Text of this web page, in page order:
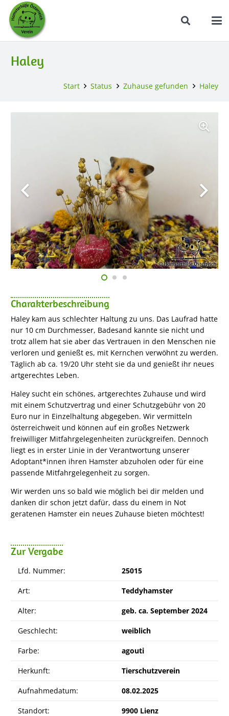
Haley
Start Status Zuhause gefunden Haley
Charakterbeschreibung
Haley kam aus schlechter Haltung zu uns. Das Laufrad hatte
nur 10 cm Durchmesser, Badesand kannte sie nicht und
trotz allem hat sie aber das Vertrauen in den Menschen nie
verloren und genießt es, mit Kernchen verwöhnt zu werden.
Täglich ab ca. 19/20 Uhr steht sie da und genießt ihr neues
artgerechtes Leben.
Haley sucht ein schönes, artgerechtes Zuhause und wird
mit einem Schutzvertrag und einer Schutzgebühr von 20
Euro nur in Einzelhaltung abgegeben. Wir vermitteln
österreichweit und können auf ein großes Netzwerk
freiwilliger Mitfahrgelegenheiten zurückgreifen. Dennoch
liegt es in erster Linie in der Verantwortung unserer
Adoptant*innen ihren Hamster abzuholen oder für eine
passende Mitfahrgelegenheit zu sorgen.
Wir werden uns so bald wie möglich bei dir melden und
danken dir schon jetzt dafür, dass du einem in Not
geratenen Hamster ein neues Zuhause bieten möchtest!
Zur Vergabe
Lfd. Nummer: 25015
Art: Teddyhamster
Alter: geb. ca. September 2024
Geschlecht: weiblich
Farbe: agouti
Herkunft: Tierschutzverein
Aufnahmedatum: 08.02.2025
Standort: 9900 Lienz